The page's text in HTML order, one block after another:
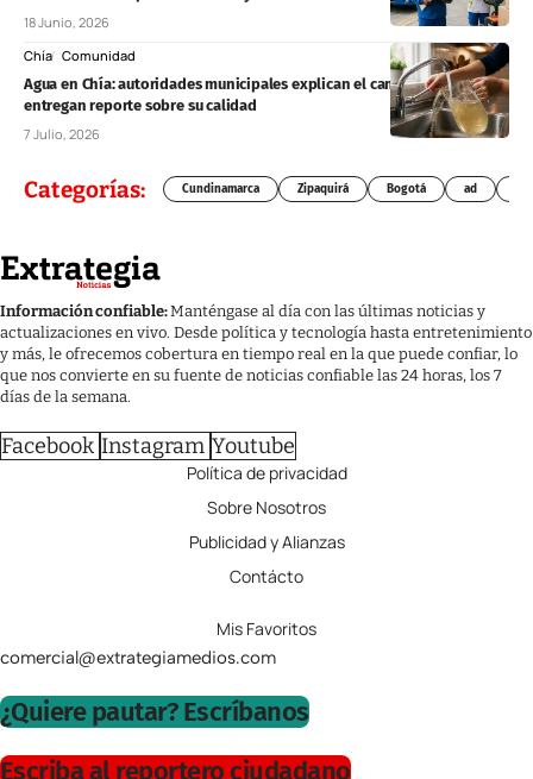
18 Junio, 2026
Chía Comunidad
Agua en Chía: autoridades municipales explican el cambio de color y
entregan reporte sobre su calidad
7 Julio, 2026
Categorías: Cundinamarca Zipaquirá Bogotá ad
Información confiable:Manténgase al día con las últimas noticias y
actualizaciones en vivo. Desde política y tecnología hasta entretenimiento
y más, le ofrecemos cobertura en tiempo real en la que puede confiar, lo
que nos convierte en su fuente de noticias confiable las 24 horas, los 7
días de la semana.
Facebook Instagram Youtube
Política de privacidad
Sobre Nosotros
Publicidad y Alianzas
Contácto
Mis Favoritos
comercial@extrategiamedios.com
¿Quiere pautar? Escríbanos
Escriba al reportero ciudadano